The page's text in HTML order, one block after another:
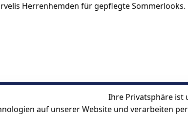
Herrenhemden für gepflegte Sommerlooks.
Ihre Privatsphäre ist
auf unserer Website und verarbeiten
Kontakt